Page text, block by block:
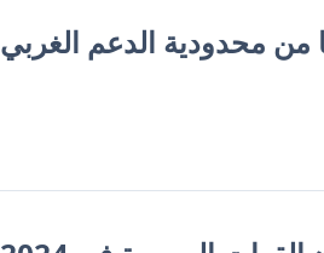
من محدودية الدعم الغربي